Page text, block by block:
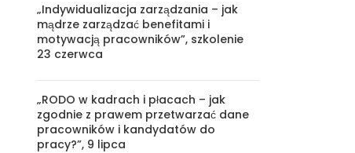
„Indywidualizacja zarządzania – jak
mądrze zarządzać benefitami i
motywacją pracowników”, szkolenie
23 czerwca
„RODO w kadrach i płacach – jak
zgodnie z prawem przetwarzać dane
pracowników i kandydatów do
pracy?”, 9 lipca